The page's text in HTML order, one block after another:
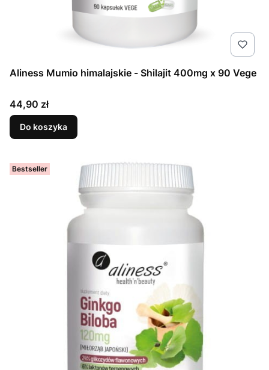
Aliness Mumio himalajskie - Shilajit 400mg x 90 Vege
Cena
44,90 zł
Do koszyka
Bestseller